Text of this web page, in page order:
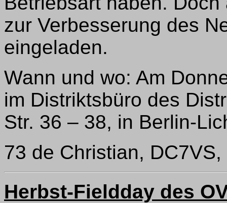
zur Verbesserung des
eingeladen.
Wann und wo: Am
im Distriktsbüro des
Str. 36 – 38, in Berlin-
73 de Christian,
Herbst-Fieldday des